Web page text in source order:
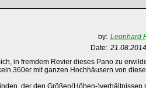
by: Leonhard
Date: 21.08.2014
in fremdem Revier dieses Pano zu
360er mit ganzen Hochhäusern von
der den Größen(Höhen-)verhältnissen